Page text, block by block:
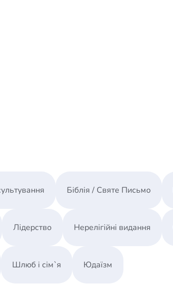
Біблія / Святе Письмо
Лідерство Нерелігійні видання
Шлюб і сім`я Юдаїзм